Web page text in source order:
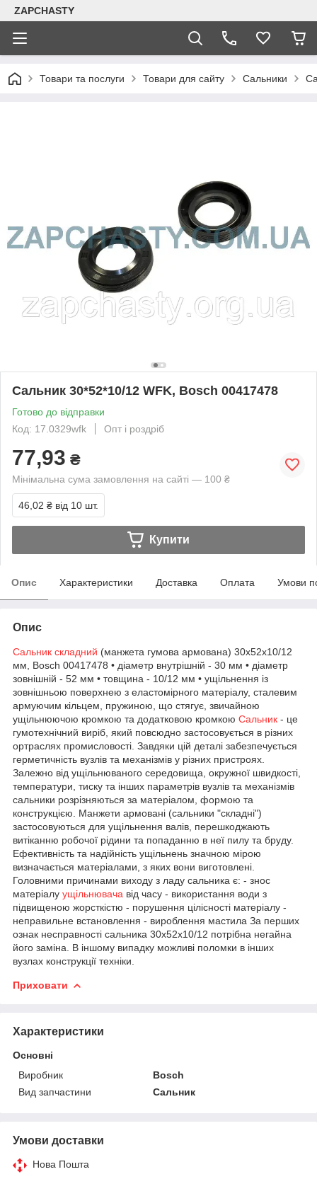
ZAPCHASTY
Товари та послуги Товари для сайту Сальники
Сальник 30*52*10/12 WFK, Bosch 00417478
Готово до відправки
Код: 17.0329wfk
Опт і роздріб
77,93 ₴
Мінімальна сума замовлення на сайті — 100 ₴
46,02 ₴ від 10 шт.
Купити
Опис Характеристики Доставка Оплата Умови
Опис
Сальник складний (манжета гумова армована) 30x52x10/12
мм, Bosch 00417478 • діаметр внутрішній - 30 мм • діаметр
зовнішній - 52 мм • товщина - 10/12 мм • ущільнення із
зовнішньою поверхнею з еластомірного матеріалу, сталевим
армуючим кільцем, пружиною, що стягує, звичайною
ущільнюючою кромкою та додатковою кромкою Сальник - це
гумотехнічний виріб, який повсюдно застосовується в різних
ортраслях промисловості. Завдяки цій деталі забезпечується
герметичність вузлів та механізмів у різних пристроях.
Залежно від ущільнюваного середовища, окружної швидкості,
температури, тиску та інших параметрів вузлів та механізмів
сальники розрізняються за матеріалом, формою та
конструкцією. Манжети армовані (сальники "складні")
застосовуються для ущільнення валів, перешкоджають
витіканню робочої рідини та попаданню в неї пилу та бруду.
Ефективність та надійність ущільнень значною мірою
визначається матеріалами, з яких вони виготовлені.
Головними причинами виходу з ладу сальника є: - знос
матеріалу ущільнювача від часу - використання води з
підвищеною жорсткістю - порушення цілісності матеріалу -
неправильне встановлення - вироблення мастила За перших
ознак несправності сальника 30х52х10/12 потрібна негайна
його заміна. В іншому випадку можливі поломки в інших
вузлах конструкції техніки.
Приховати
Характеристики
Основні
Виробник
Bosch
Вид запчастини
Сальник
Умови доставки
Нова Пошта